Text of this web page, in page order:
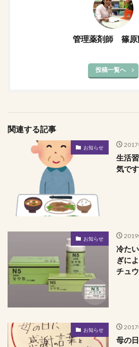
管理薬剤師 篠原
投稿一覧へ
関連する記事
お知らせ 2017
生活
気で
お知らせ 2019
冷た
ぎに
チュ
お知らせ 2017
母の